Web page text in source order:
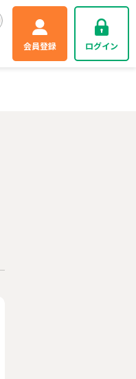
会員登録 ログイン